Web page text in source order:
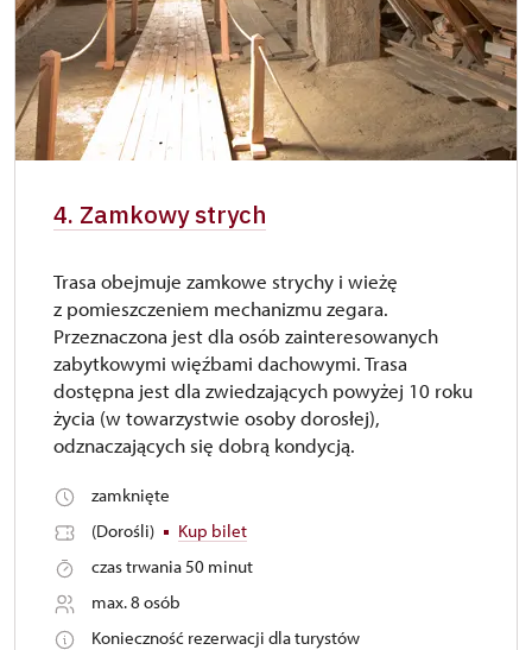
4. Zamkowy strych
Trasa obejmuje zamkowe strychy i wieżę
z pomieszczeniem mechanizmu zegara.
Przeznaczona jest dla osób zainteresowanych
zabytkowymi więźbami dachowymi. Trasa
dostępna jest dla zwiedzających powyżej 10 roku
życia (w towarzystwie osoby dorosłej),
odznaczających się dobrą kondycją.
zamknięte
(Dorośli)
Kup bilet
czas trwania 50 minut
max. 8 osób
Konieczność rezerwacji dla turystów